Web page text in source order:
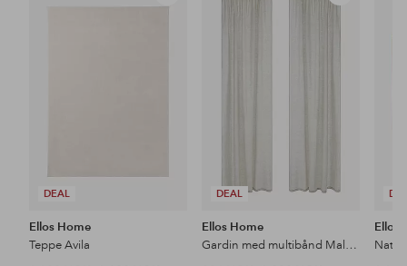
DEAL
Ellos Home
Teppe Avila
DEAL
Ellos Home
Gardin med multibånd Malva 2-pk i 100% lin
Ellos